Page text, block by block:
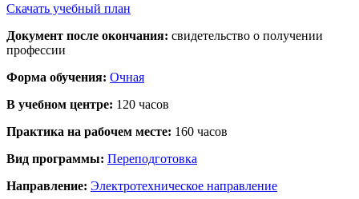
Скачать учебный план
Документ после окончания: свидетельство о получении
профессии
Форма обучения: Очная
В учебном центре: 120 часов
Практика на рабочем месте: 160 часов
Вид программы: Переподготовка
Направление: Электротехническое направление